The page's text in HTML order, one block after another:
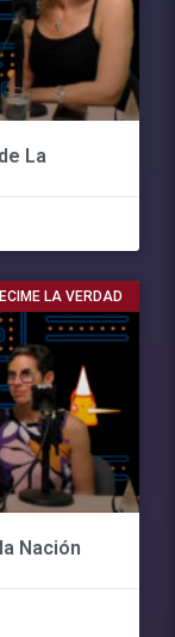
La
LA VERDAD
Nación